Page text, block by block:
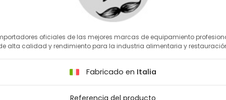
oficiales de las mejores marcas de equipamiento
alta calidad y rendimiento para la industria alimentaria y
Fabricado en Italia